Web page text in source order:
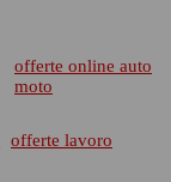
offerte online auto
moto
offerte lavoro